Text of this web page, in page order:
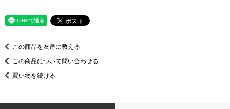
この商品を友達に教える
この商品について問い合わせる
買い物を続ける